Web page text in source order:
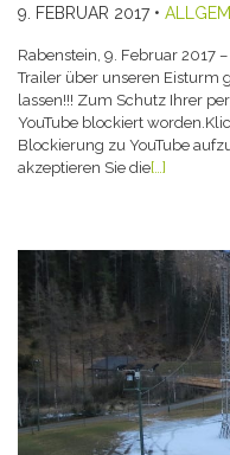
9. FEBRUAR 2017•
Rabenstein, 9. Februar 2017
Trailer über unseren Eisturm
lassen!!! Zum Schutz Ihrer
YouTube blockiert
Blockierung zu YouTube
akzeptieren Sie die[…]